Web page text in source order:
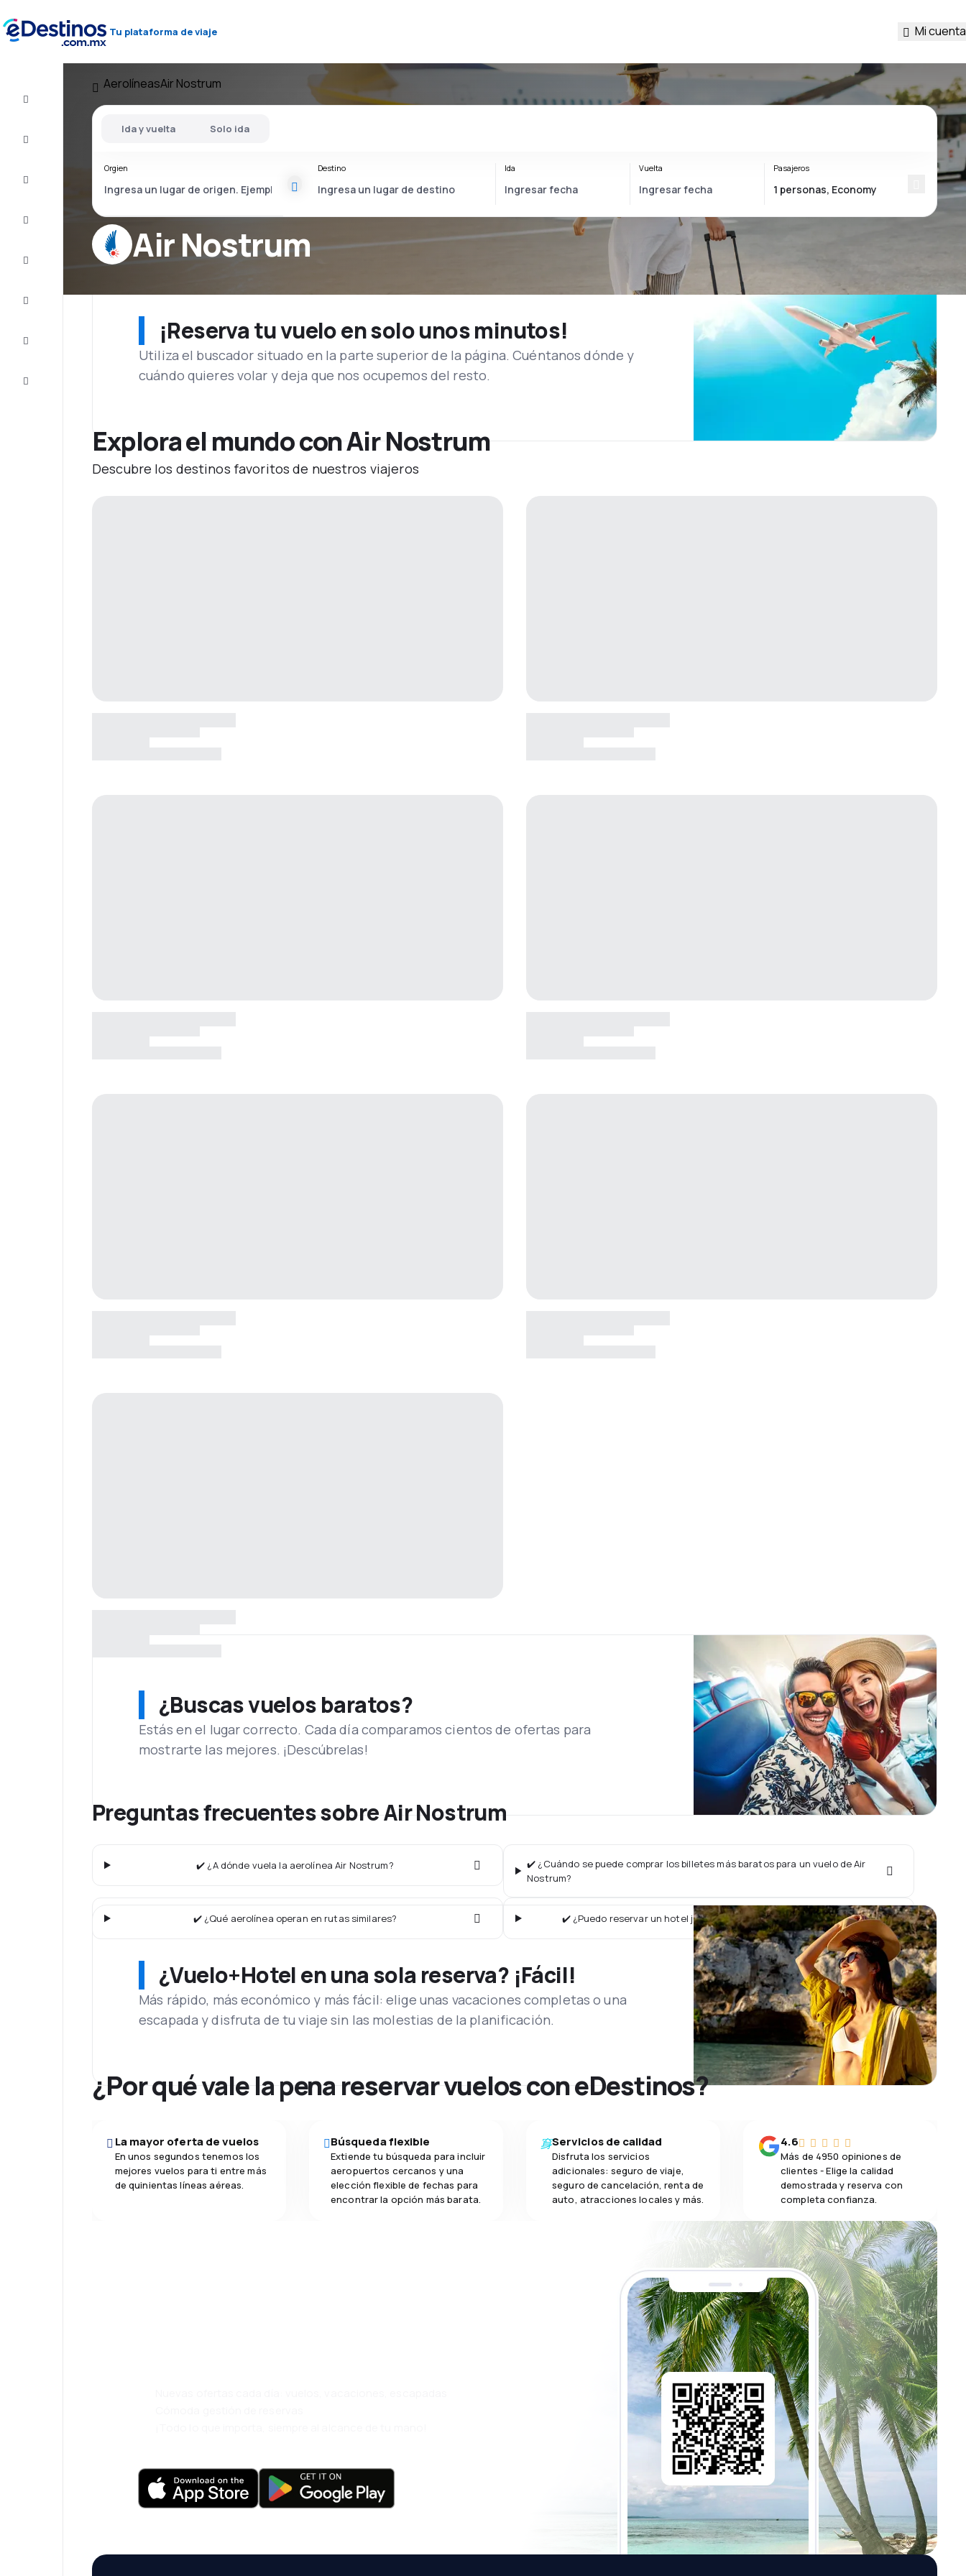
Tu plataforma de viaje Mi cuenta
Completa
AerolíneasAir Nostrum
Air Nostrum
Ida y vuelta Solo ida
Orgien Destino Ida Vuelta Pasajeros
¡Reserva tu vuelo en solo unos minutos!
Utiliza el buscador situado en la parte superior de la página. Cuéntanos dónde y
cuándo quieres volar y deja que nos ocupemos del resto.
Explora el mundo con Air Nostrum
Descubre los destinos favoritos de nuestros viajeros
¿Buscas vuelos baratos?
Estás en el lugar correcto. Cada día comparamos cientos de ofertas para
mostrarte las mejores. ¡Descúbrelas!
Preguntas frecuentes sobre Air Nostrum
✔️ ¿A dónde vuela la aerolínea Air Nostrum?
✔️ ¿Cuándo se puede comprar los billetes más baratos para un vuelo de Air
Nostrum?
✔️ ¿Qué aerolínea operan en rutas similares? ✔️ ¿Puedo reservar un hotel junto con un vuelo de Air Nostrum?
¿Vuelo+Hotel en una sola reserva? ¡Fácil!
Más rápido, más económico y más fácil: elige unas vacaciones completas o una
escapada y disfruta de tu viaje sin las molestias de la planificación.
¿Por qué vale la pena reservar vuelos con eDestinos?
La mayor oferta de vuelos
En unos segundos tenemos los
mejores vuelos para ti entre más
de quinientas líneas aéreas.
Búsqueda flexible
Extiende tu búsqueda para incluir
aeropuertos cercanos y una
elección flexible de fechas para
encontrar la opción más barata.
Servicios de calidad
Disfruta los servicios
adicionales: seguro de viaje,
seguro de cancelación, renta de
auto, atracciones locales y más.
4.6
Más de 4950 opiniones de
clientes - Elige la calidad
demostrada y reserva con
completa confianza.